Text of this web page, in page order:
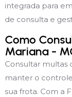
integrada para
de consulta e
Como
Mariana -
Consultar multas
manter o
sua frota. Com a